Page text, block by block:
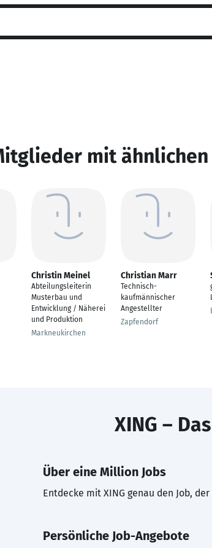
mit
Christin Meinel
Abteilungsleiterin
Musterbau und
Entwicklung / Näherei
und Produktion
Markneukirchen
Christian Marr
Technisch-
kaufmännischer
Angestellter
Zapfendorf
XING –
Über eine Million Jobs
Entdecke mit XING genau den Job,
Persönliche Job-Angebote